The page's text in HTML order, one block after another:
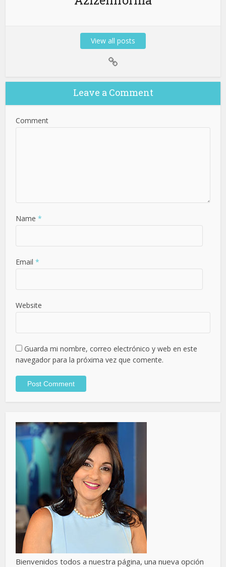
View all posts
Leave a Comment
Comment
Name *
Email *
Website
Guarda mi nombre, correo electrónico y web en este
navegador para la próxima vez que comente.
Bienvenidos todos a nuestra página, una nueva opción